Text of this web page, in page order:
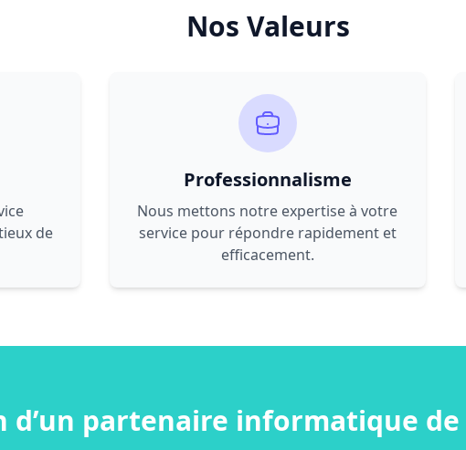
Nos Valeurs
de
Professionnalisme
Nous mettons notre expertise à votre
service pour répondre rapidement et
efficacement.
d’un partenaire informatique de